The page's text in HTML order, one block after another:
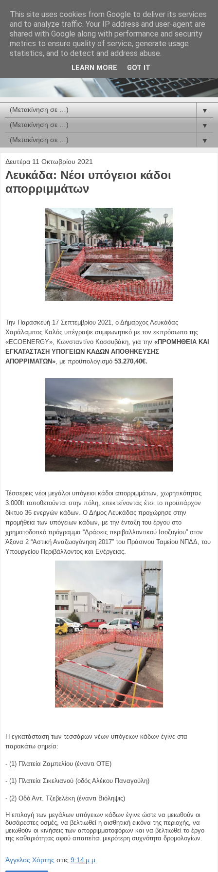
▼
▼
▼
Δευτέρα 11 Οκτωβρίου 2021
Λευκάδα: Νέοι υπόγειοι κάδοι
απορριμμάτων
Την Παρασκευή 17 Σεπτεμβρίου 2021, ο Δήμαρχος Λευκάδας
Χαράλαμπος Καλός υπέγραψε συμφωνητικό με τον εκπρόσωπο της
«ECOENERGY», Κωνσταντίνο Κοσσυβάκη, για την «ΠΡΟΜΗΘΕΙΑ ΚΑΙ
ΕΓΚΑΤΑΣΤΑΣΗ ΥΠΟΓΕΙΩΝ ΚΑΔΩΝ ΑΠΟΘΗΚΕΥΣΗΣ
ΑΠΟΡΡΙΜΑΤΩΝ», με προϋπολογισμό 53.270,40€.
Τέσσερεις νέοι μεγάλοι υπόγειοι κάδοι απορριμμάτων, χωρητικότητας
3.000lt τοποθετούνται στην πόλη, επεκτείνοντας έτσι το προϋπάρχον
δίκτυο 36 ενεργών κάδων. Ο Δήμος Λευκάδας προχώρησε στην
προμήθεια των υπόγειων κάδων, με την ένταξη του έργου στο
χρηματοδοτικό πρόγραμμα “Δράσεις περιβαλλοντικού Ισοζυγίου” στον
Άξονα 2 “Αστική Αναζωογόνηση 2017” του Πράσινου Ταμείου ΝΠΔΔ, του
Υπουργείου Περιβάλλοντος και Ενέργειας.
Η εγκατάσταση των τεσσάρων νέων υπόγειων κάδων έγινε στα
παρακάτω σημεία:
- (1) Πλατεία Ζαμπελίου (έναντι ΟΤΕ)
- (1) Πλατεία Σικελιανού (οδός Αλέκου Παναγούλη)
- (2) Οδό Αντ. Τζεβελέκη (έναντι Βιόληψις)
Η επιλογή των μεγάλων υπόγειων κάδων έγινε ώστε να μειωθούν οι
δυσάρεστες οσμές, να βελτιωθεί η αισθητική εικόνα της περιοχής, να
μειωθούν οι κινήσεις των απορριμματοφόρων και να βελτιωθεί το έργο
της καθαριότητας αφού απαιτείται μικρότερη συχνότητα δρομολογίων.
Άγγελος Χόρτης στις 9:14 μ.μ.
This site uses cookies from Google to deliver its services
and to analyze traffic. Your IP address and user-agent are
shared with Google along with performance and security
metrics to ensure quality of service, generate usage
statistics, and to detect and address abuse.
LEARN MORE GOT IT